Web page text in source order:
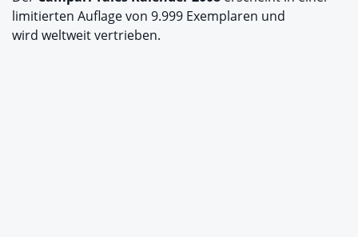
limitierten Auflage von 9.999 Exemplaren und
wird weltweit vertrieben.